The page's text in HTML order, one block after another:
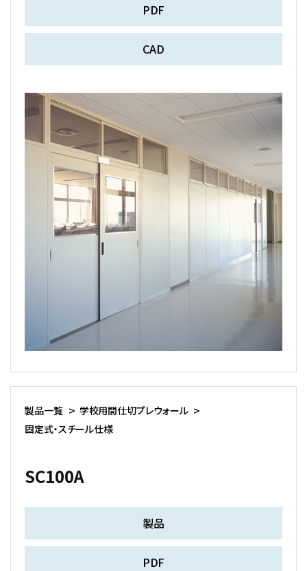
PDF
CAD
製品一覧
学校用間仕切プレウォール
固定式・スチール仕様
SC100A
製品
PDF